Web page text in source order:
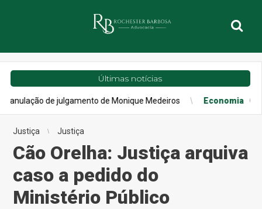
Últimas notícias
de julgamento de Monique Medeiros Economia Confiança
Justiça Justiça
Cão Orelha: Justiça arquiva
caso a pedido do
Ministério Público